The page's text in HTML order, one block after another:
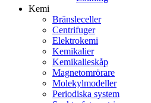
Kemi
Bränsleceller
Centrifuger
Elektrokemi
Kemikalier
Kemikalieskåp
Magnetomrörare
Molekylmodeller
Periodiska system